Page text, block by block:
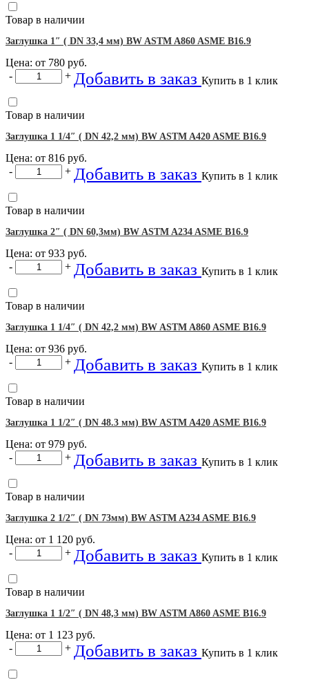
Товар в наличии
Заглушка 1″ ( DN 33,4 мм) BW ASTM A860 ASME B16.9
Цена: от 780 руб.
-
+ Добавить в заказ Купить в 1 клик
Товар в наличии
Заглушка 1 1/4″ ( DN 42,2 мм) BW ASTM A420 ASME B16.9
Цена: от 816 руб.
-
+ Добавить в заказ Купить в 1 клик
Товар в наличии
Заглушка 2″ ( DN 60,3мм) BW ASTM A234 ASME B16.9
Цена: от 933 руб.
-
+ Добавить в заказ Купить в 1 клик
Товар в наличии
Заглушка 1 1/4″ ( DN 42,2 мм) BW ASTM A860 ASME B16.9
Цена: от 936 руб.
-
+ Добавить в заказ Купить в 1 клик
Товар в наличии
Заглушка 1 1/2″ ( DN 48.3 мм) BW ASTM A420 ASME B16.9
Цена: от 979 руб.
-
+ Добавить в заказ Купить в 1 клик
Товар в наличии
Заглушка 2 1/2″ ( DN 73мм) BW ASTM A234 ASME B16.9
Цена: от 1 120 руб.
-
+ Добавить в заказ Купить в 1 клик
Товар в наличии
Заглушка 1 1/2″ ( DN 48,3 мм) BW ASTM A860 ASME B16.9
Цена: от 1 123 руб.
-
+ Добавить в заказ Купить в 1 клик